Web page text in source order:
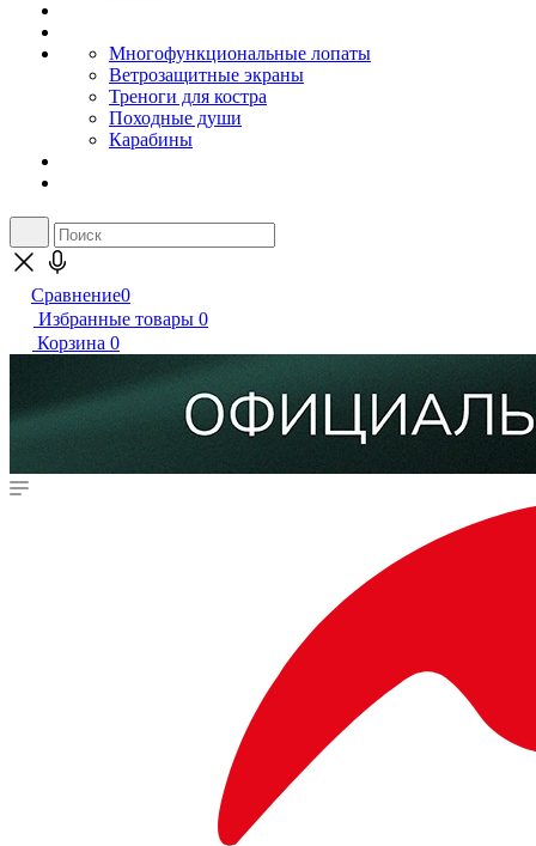
Многофункциональные лопаты
Ветрозащитные экраны
Треноги для костра
Походные души
Карабины
Сравнение0
Избранные товары 0
Корзина 0